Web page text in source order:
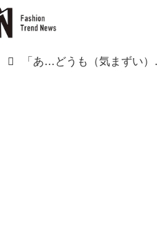
「あ…どうも（気ま